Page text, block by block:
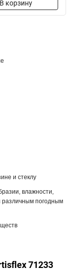
В корзину
и стеклу
влажности,
различным погодным
71233